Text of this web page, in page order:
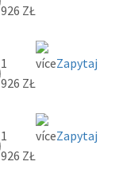
926 ZŁ
1
926 ZŁ
Zapytaj
1
926 ZŁ
Zapytaj